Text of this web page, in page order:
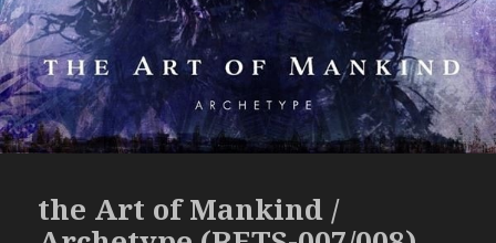
the Art of Mankind /